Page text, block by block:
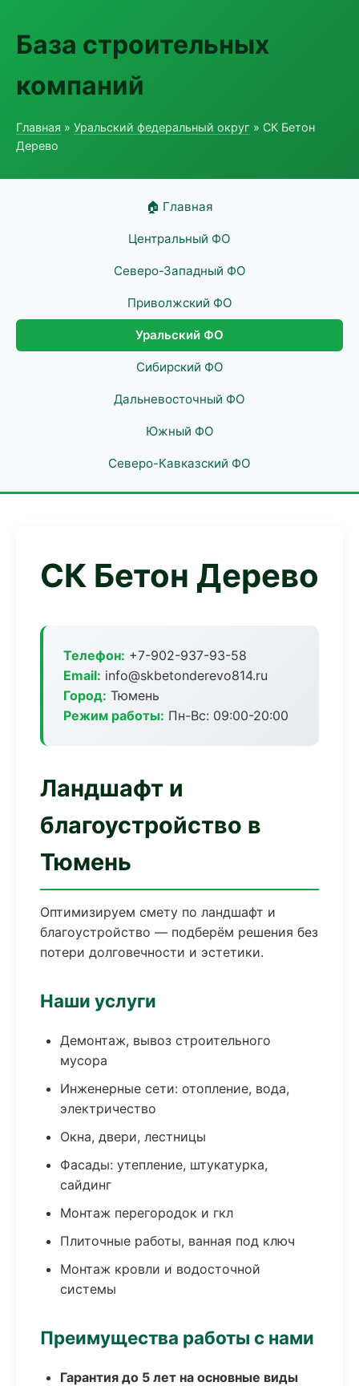
База строительных
компаний
Главная » Уральский федеральный округ » СК Бетон
Дерево
🏠 Главная
Центральный ФО
Северо-Западный ФО
Приволжский ФО
Уральский ФО
Сибирский ФО
Дальневосточный ФО
Южный ФО
Северо-Кавказский ФО
СК Бетон Дерево
Телефон: +7-902-937-93-58
Email: info@skbetonderevo814.ru
Город: Тюмень
Режим работы: Пн-Вс: 09:00-20:00
Ландшафт и
благоустройство в
Тюмень
Оптимизируем смету по ландшафт и
благоустройство — подберём решения без
потери долговечности и эстетики.
Наши услуги
Демонтаж, вывоз строительного
мусора
Инженерные сети: отопление, вода,
электричество
Окна, двери, лестницы
Фасады: утепление, штукатурка,
сайдинг
Монтаж перегородок и гкл
Плиточные работы, ванная под ключ
Монтаж кровли и водосточной
системы
Преимущества работы с нами
Гарантия до 5 лет на основные виды